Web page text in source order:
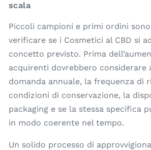
scala
Piccoli campioni e primi ordini
verificare se i Cosmetici al CBD si
concetto previsto. Prima
acquirenti dovrebbero considerare
domanda annuale, la frequenza di
condizioni di conservazione, la
packaging e se la stessa specifica
in modo coerente nel tempo.
Un solido processo di